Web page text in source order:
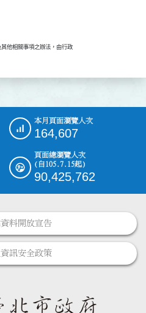
他相關事項之辦法，由行政
本月頁面瀏覽人次
164,607
頁面總瀏覽人次
(自105.7.15起)
90,425,762
料開放宣告
訊安全政策